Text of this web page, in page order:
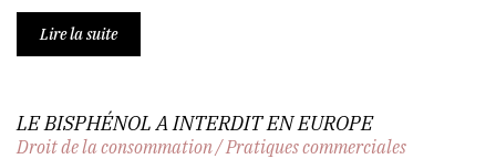
Lire la suite
LE BISPHÉNOL A INTERDIT EN EUROPE
Droit de la consommation/Pratiques commerciales